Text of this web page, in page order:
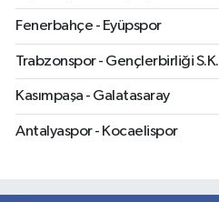
Fenerbahçe - Eyüpspor
Trabzonspor - Gençlerbirliği S.K.
Kasımpaşa - Galatasaray
Antalyaspor - Kocaelispor